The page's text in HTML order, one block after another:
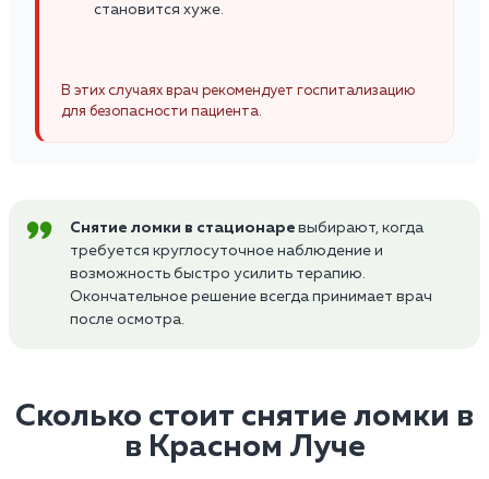
становится хуже.
В этих случаях врач рекомендует госпитализацию
для безопасности пациента.
Снятие ломки в стационаре выбирают, когда
требуется круглосуточное наблюдение и
возможность быстро усилить терапию.
Окончательное решение всегда принимает врач
после осмотра.
Сколько стоит снятие ломки в
в Красном Луче